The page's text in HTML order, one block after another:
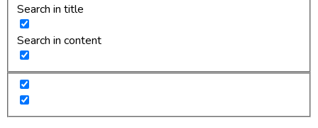
Search in title
Search in content